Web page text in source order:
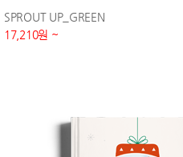
SPROUT UP_GREEN
17,210원 ~